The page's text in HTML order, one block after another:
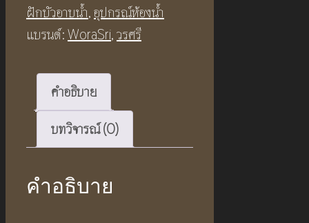
ฝักบัวอาบน้ำ,อุปกรณ์ห้องน้ำ
แบรนด์:WoraSri,วรศรี
คำอธิบาย
บทวิจารณ์ (0)
คำอธิบาย